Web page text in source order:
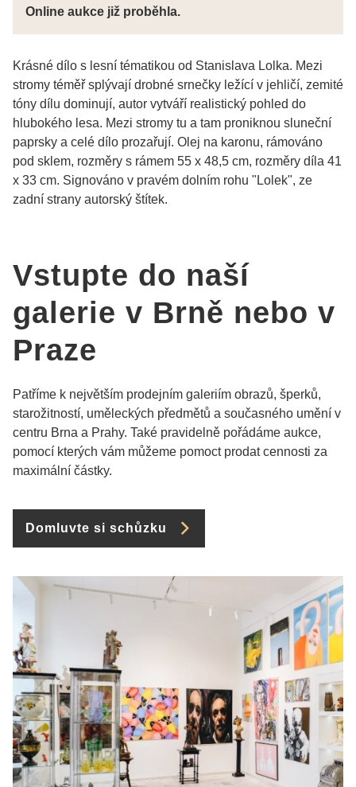
Online aukce již proběhla.
Krásné dílo s lesní tématikou od Stanislava Lolka. Mezi
stromy téměř splývají drobné srnečky ležící v jehličí, zemité
tóny dílu dominují, autor vytváří realistický pohled do
hlubokého lesa. Mezi stromy tu a tam proniknou sluneční
paprsky a celé dílo prozařují. Olej na karonu, rámováno
pod sklem, rozměry s rámem 55 x 48,5 cm, rozměry díla 41
x 33 cm. Signováno v pravém dolním rohu "Lolek", ze
zadní strany autorský štítek.
Vstupte do naší
galerie v Brně nebo v
Praze
Patříme k největším prodejním galeriím obrazů, šperků,
starožitností, uměleckých předmětů a současného umění v
centru Brna a Prahy. Také pravidelně pořádáme aukce,
pomocí kterých vám můžeme pomoct prodat cennosti za
maximální částky.
Domluvte si schůzku